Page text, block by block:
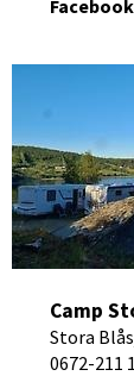
Camp
Stora
0672-211